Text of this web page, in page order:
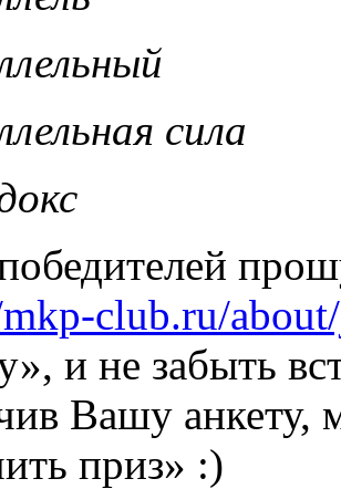
сила
club.ru/
и не забыть
Вашу анкету,
приз» :)